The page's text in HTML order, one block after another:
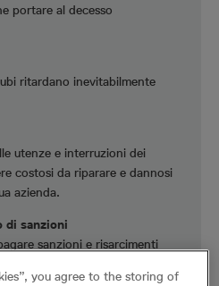
portare al decesso
ritardano inevitabilmente
utenze e interruzioni dei
costosi da riparare e dannosi
azienda.
di sanzioni
sanzioni e risarcimenti
you agree to the storing of